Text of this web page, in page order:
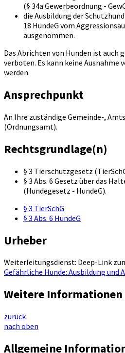
(§ 34a Gewerbeordnung -
die Ausbildung der
18 HundeG vom
ausgenommen.
Das Abrichten von Hunden ist auch
verboten. Es kann keine Ausnahme
werden.
Ansprechpunkt
An Ihre zuständige Gemeinde-,
(Ordnungsamt).
Rechtsgrundlage(n)
§ 3 Tierschutzgesetz
§ 3 Abs. 6 Gesetz über das
(Hundegesetz - HundeG).
§ 3 TierSchG
§ 3 Abs. 6 HundeG
Urheber
Weiterleitungsdienst: Deep-Link
Gefährliche Hunde: Ausbildung und
Weitere Informationen
zurück
nach oben
Allgemeine